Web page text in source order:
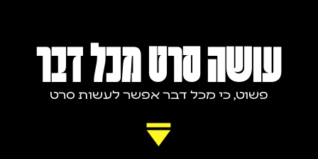
עושה סרט מכל דבר
פשוט, כי מכל דבר אפשר לעשות סרט